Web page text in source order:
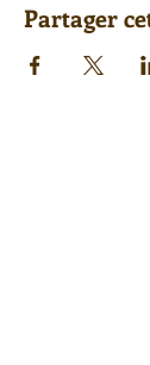
Partager